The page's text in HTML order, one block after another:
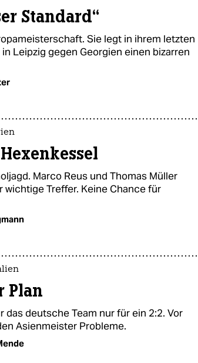
Standard“
Sie legt in ihrem letzten
Leipzig gegen Georgien einen bizarren
Marco Reus und Thomas Müller
wichtige Treffer. Keine Chance für
Plan
deutsche Team nur für ein 2:2. Vor
Asienmeister Probleme.